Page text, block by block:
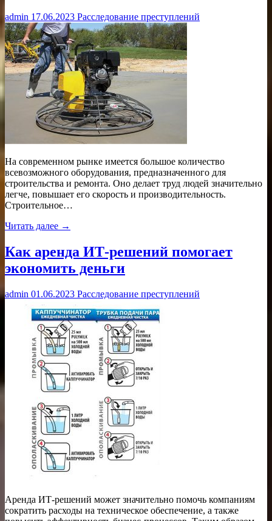
admin 17.06.2023 Расследование преступлений
На современном рынке имеется большое количество
всевозможного оборудования, предназначенного для
строительства и ремонта. Оно делает труд людей значительно
легче, повышает его скорость и производительность.
Строительное…
Читать далее →
Как аренда ИТ-решений помогает
экономить деньги
admin 01.06.2023 Расследование преступлений
Аренда ИТ-решений может значительно помочь компаниям
сократить расходы на техническое обеспечение, а также